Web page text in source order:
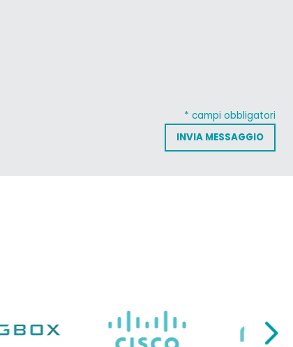
* campi obbligatori